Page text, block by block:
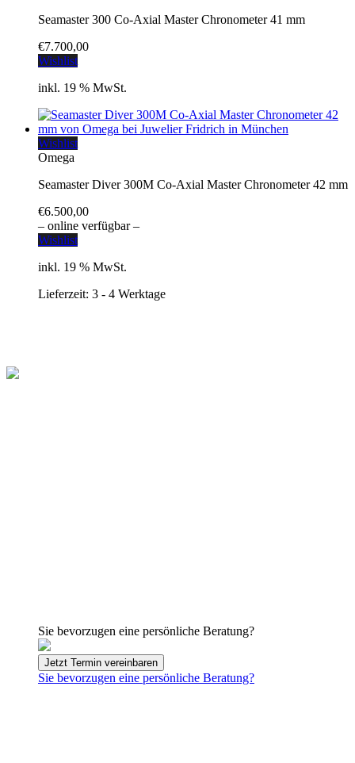
Seamaster 300 Co-Axial Master Chronometer 41 mm
€7.700,00
Wishlist
inkl. 19 % MwSt.
Wishlist
Omega
Seamaster Diver 300M Co-Axial Master Chronometer 42 mm
€6.500,00
– online verfügbar –
Wishlist
inkl. 19 % MwSt.
Lieferzeit: 3 - 4 Werktage
Sie bevorzugen eine persönliche Beratung?
Jetzt Termin vereinbaren
Sie bevorzugen eine persönliche Beratung?